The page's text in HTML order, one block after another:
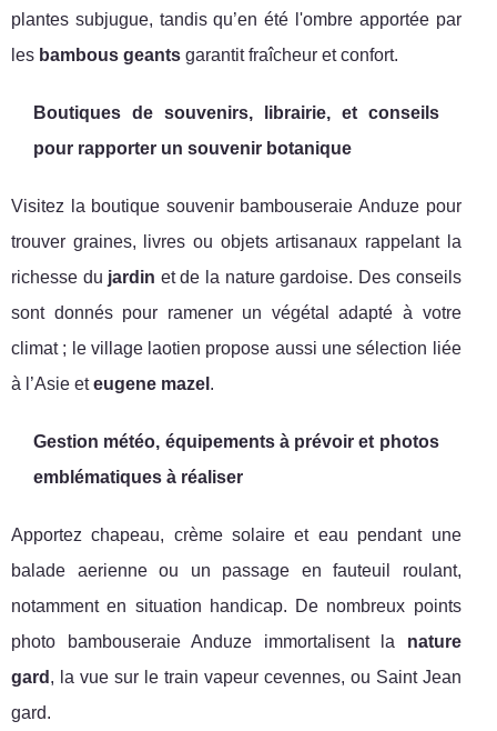
plantes subjugue, tandis qu’en été l'ombre apportée par
les bambous geants garantit fraîcheur et confort.
Boutiques de souvenirs, librairie, et conseils
pour rapporter un souvenir botanique
Visitez la boutique souvenir bambouseraie Anduze pour
trouver graines, livres ou objets artisanaux rappelant la
richesse du jardin et de la nature gardoise. Des conseils
sont donnés pour ramener un végétal adapté à votre
climat ; le village laotien propose aussi une sélection liée
à l’Asie eteugene mazel .
Gestion météo, équipements à prévoir et photos
emblématiques à réaliser
Apportez chapeau, crème solaire et eau pendant une
balade aerienne ou un passage en fauteuil roulant,
notamment en situation handicap. De nombreux points
photo bambouseraie Anduze immortalisent la nature
gard , la vue sur le train vapeur cevennes, ou Saint Jean
gard.